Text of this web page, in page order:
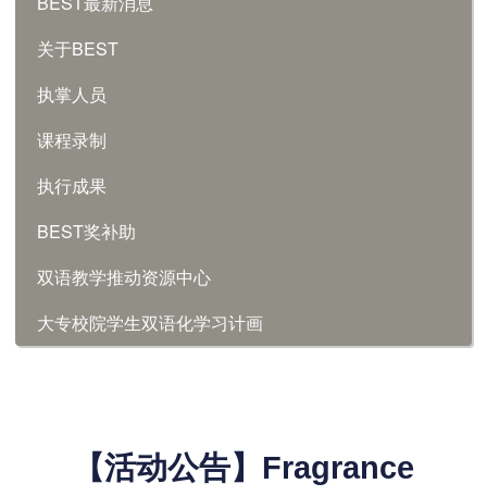
关于BEST
执掌人员
课程录制
执行成果
BEST奖补助
双语教学推动资源中心
大专校院学生双语化学习计画
【活动公告】Fragrance